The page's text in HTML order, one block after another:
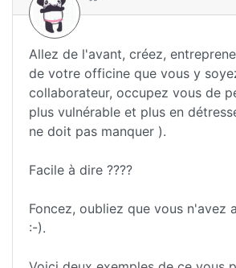
Allez de l'avant, créez,
de votre officine que vous y
collaborateur, occupez vous de
plus vulnérable et plus en
ne doit pas manquer ).
Facile à dire ????
Foncez, oubliez que vous n'avez
:-).